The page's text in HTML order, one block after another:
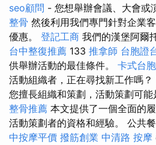
seo顧問 - 您想舉辦會議、大會或
整骨 然後利用我們專門針對企業
優惠。 登記工商 我們的漢堡阿爾
台中整復推薦 133 推拿師 台胞證
供舉辦活動的最佳條件。 卡式台
活動組織者，正在尋找新工作嗎？
您擅長組織和策劃，活動策劃可能
整骨推薦 本文提供了一個全面的
活動策劃者的資格和經驗。 公共
中按摩平價 撥筋創業 中清路 按摩